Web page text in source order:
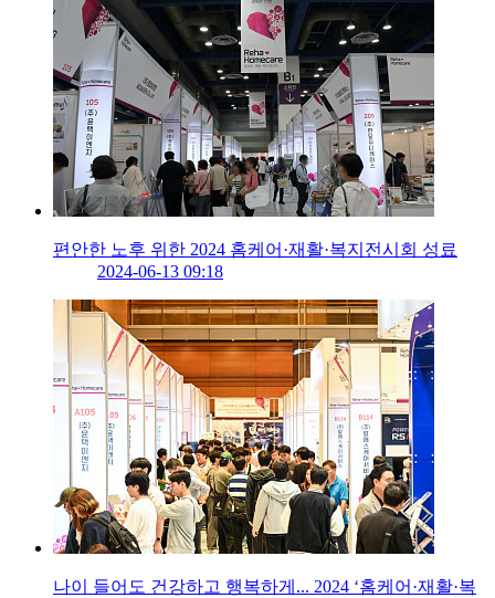
편안한 노후 위한 2024 홈케어·재활·복지전시회 성료
2024-06-13 09:18
나이 들어도 건강하고 행복하게... 2024 ‘홈케어·재활·복